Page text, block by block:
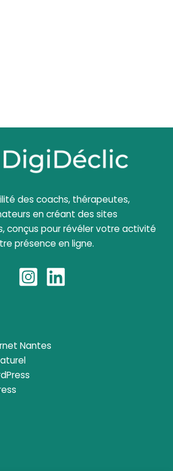
des coachs, thérapeutes,
en créant des sites
conçus pour révéler votre activité
présence en ligne.
Nantes